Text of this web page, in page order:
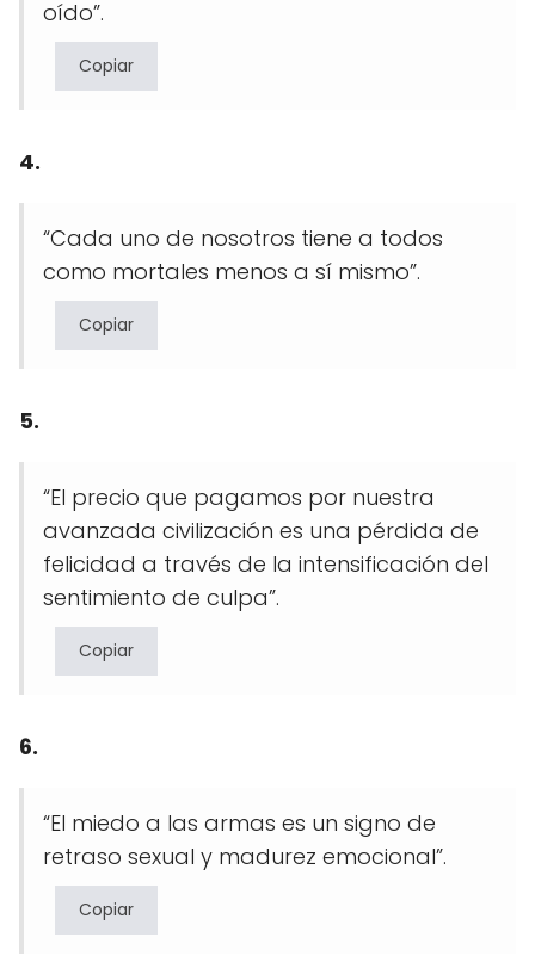
oído”.
Copiar
4.
“Cada uno de nosotros tiene a todos
como mortales menos a sí mismo”.
Copiar
5.
“El precio que pagamos por nuestra
avanzada civilización es una pérdida de
felicidad a través de la intensificación del
sentimiento de culpa”.
Copiar
6.
“El miedo a las armas es un signo de
retraso sexual y madurez emocional”.
Copiar